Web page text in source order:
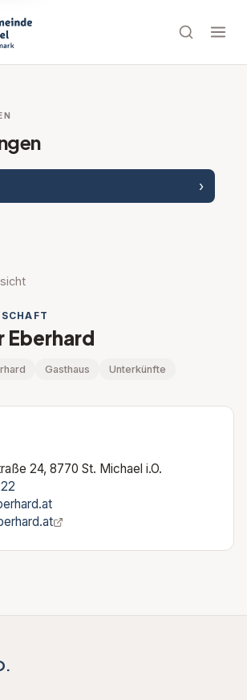
›
Eberhard
Gasthaus Unterkünfte
24, 8770 St. Michael i.O.